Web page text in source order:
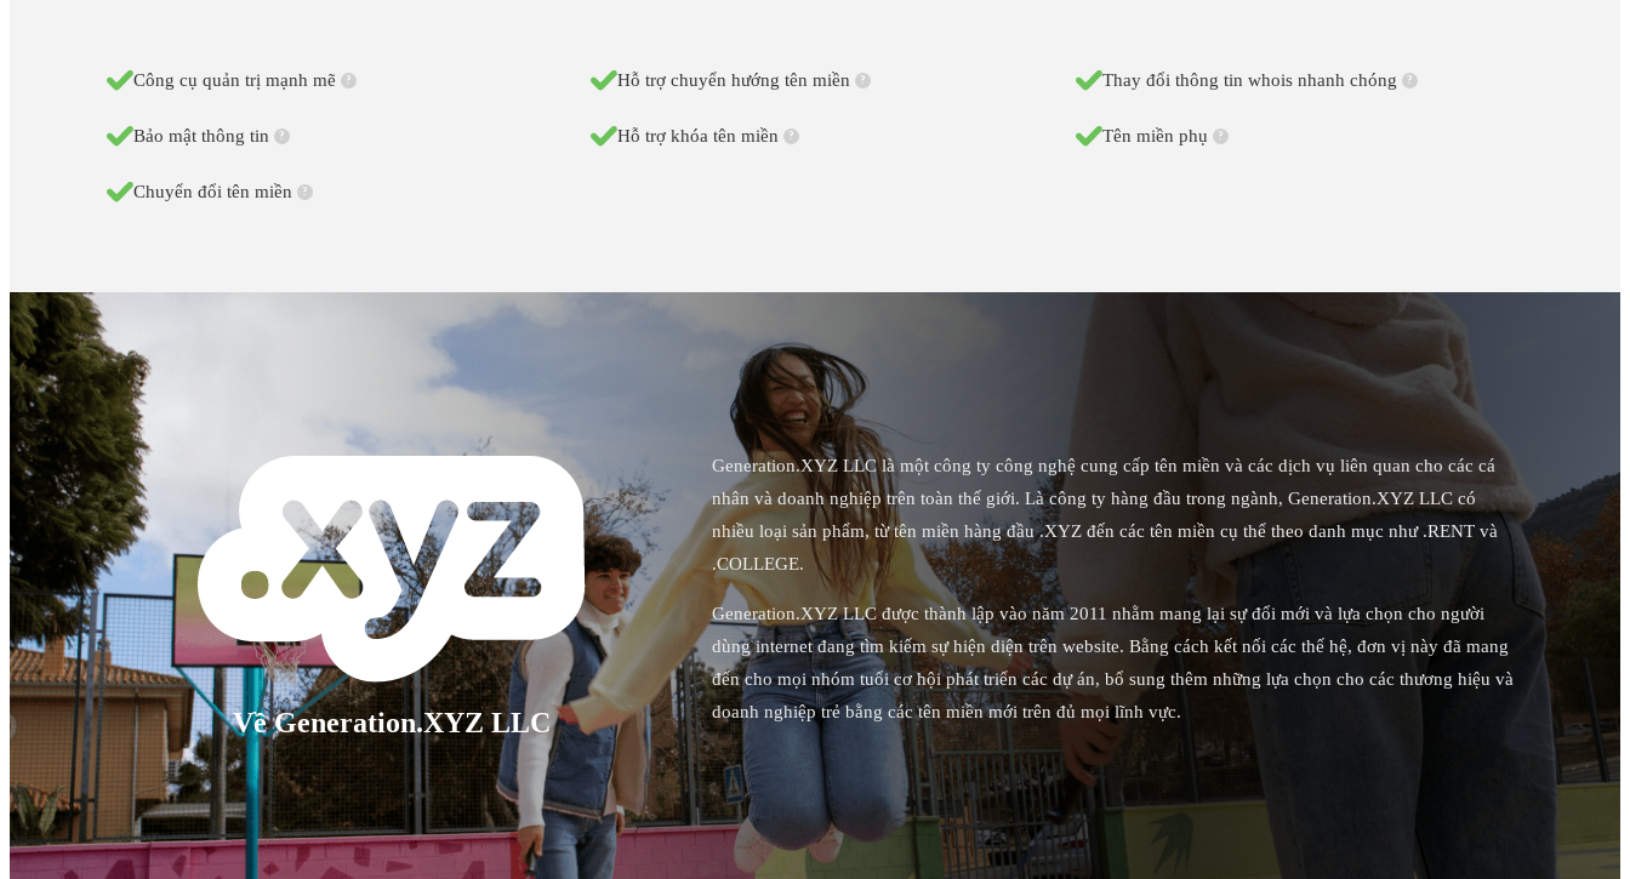
Công cụ quản trị mạnh mẽ ? Hỗ trợ chuyển hướng tên miền ? Thay đổi thông tin whois nhanh chóng ?
Bảo mật thông tin ? Hỗ trợ khóa tên miền ? Tên miền phụ ?
Chuyển đổi tên miền ?
Về Generation.XYZ LLC
Generation.XYZ LLC là một công ty công nghệ cung cấp tên miền và các dịch vụ liên quan cho các cá
nhân và doanh nghiệp trên toàn thế giới. Là công ty hàng đầu trong ngành, Generation.XYZ LLC có
nhiều loại sản phẩm, từ tên miền hàng đầu .XYZ đến các tên miền cụ thể theo danh mục như .RENT và
.COLLEGE.
Generation.XYZ LLC được thành lập vào năm 2011 nhằm mang lại sự đổi mới và lựa chọn cho người
dùng internet đang tìm kiếm sự hiện diện trên website. Bằng cách kết nối các thế hệ, đơn vị này đã mang
đến cho mọi nhóm tuổi cơ hội phát triển các dự án, bổ sung thêm những lựa chọn cho các thương hiệu và
doanh nghiệp trẻ bằng các tên miền mới trên đủ mọi lĩnh vực.